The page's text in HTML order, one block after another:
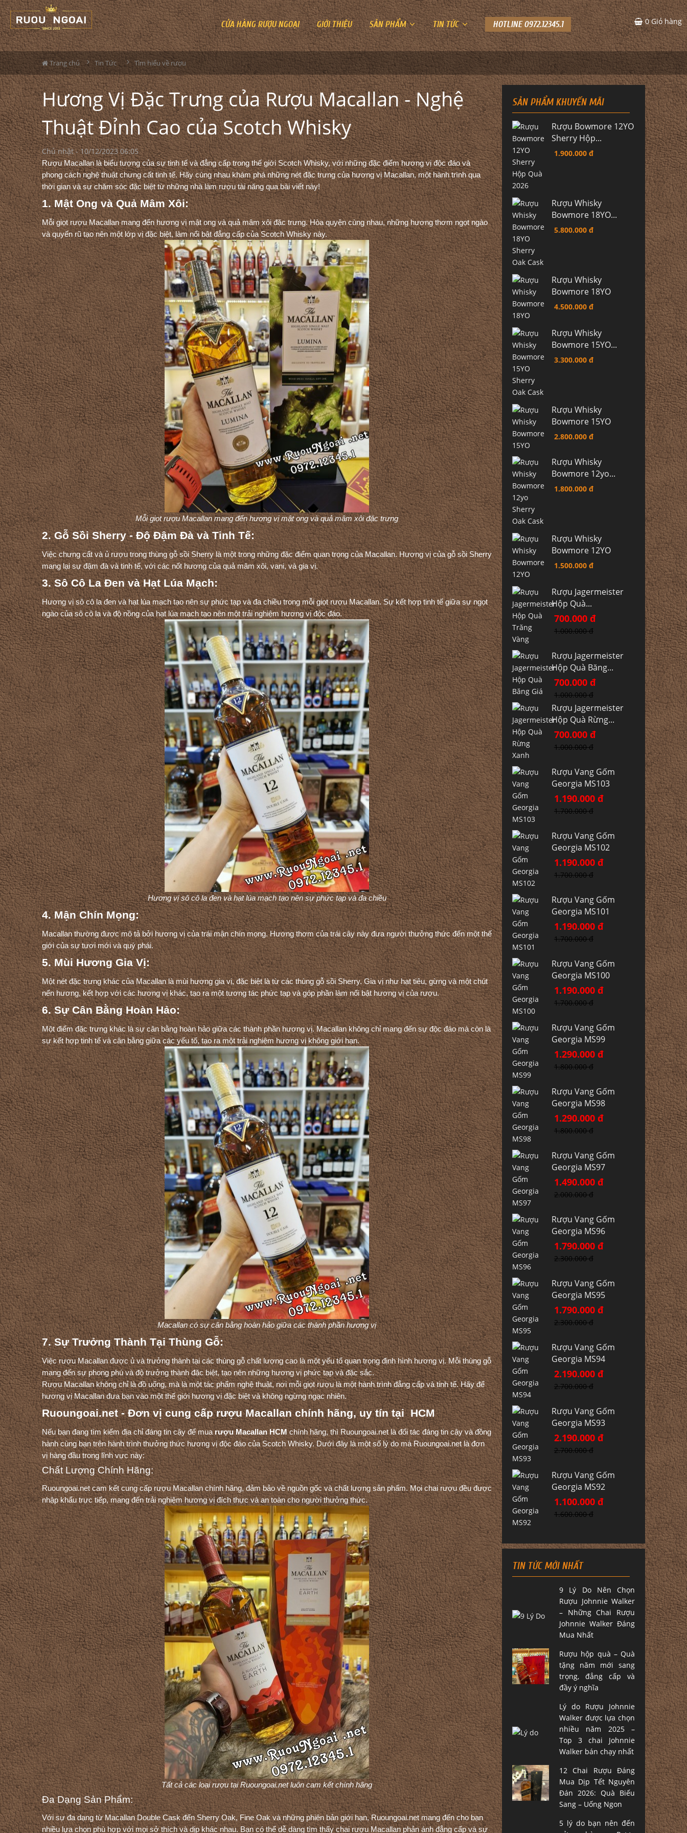
CỬA HÀNG RƯỢU NGOẠI GIỚI THIỆU SẢN PHẨM TIN TỨC HOTLINE 0972.12345.1 0 Giỏ hàng
Trang chủ Tin Tức Tìm hiểu về rượu
Hương Vị Đặc Trưng của Rượu Macallan - Nghệ
Thuật Đỉnh Cao của Scotch Whisky
Chủ nhật - 10/12/2023 06:05
Rượu Macallan là biểu tượng của sự tinh tế và đẳng cấp trong thế giới Scotch Whisky, với những đặc điểm hương vị độc đáo và
phong cách nghệ thuật chưng cất tinh tế. Hãy cùng nhau khám phá những nét đặc trưng của hương vị Macallan, một hành trình qua
thời gian và sự chăm sóc đặc biệt từ những nhà làm rượu tài năng qua bài viết này!
1. Mật Ong và Quả Mâm Xôi:
Mỗi giọt rượu Macallan mang đến hương vị mật ong và quả mâm xôi đặc trưng. Hòa quyện cùng nhau, những hương thơm ngọt ngào
và quyến rũ tạo nên một lớp vị đặc biệt, làm nổi bật đẳng cấp của Scotch Whisky này.
Mỗi giọt rượu Macallan mang đến hương vị mật ong và quả mâm xôi đặc trưng
2. Gỗ Sồi Sherry - Độ Đậm Đà và Tinh Tế:
Việc chưng cất và ủ rượu trong thùng gỗ sồi Sherry là một trong những đặc điểm quan trọng của Macallan. Hương vị của gỗ sồi Sherry
mang lại sự đậm đà và tinh tế, với các nốt hương của quả mâm xôi, vani, và gia vị.
3. Sô Cô La Đen và Hạt Lúa Mạch:
Hương vị sô cô la đen và hạt lúa mạch tạo nên sự phức tạp và đa chiều trong mỗi giọt rượu Macallan. Sự kết hợp tinh tế giữa sự ngọt
ngào của sô cô la và độ nồng của hạt lúa mạch tạo nên một trải nghiệm hương vị độc đáo.
Hương vị sô cô la đen và hạt lúa mạch tạo nên sự phức tạp và đa chiều
4. Mận Chín Mọng:
Macallan thường được mô tả bởi hương vị của trái mận chín mọng. Hương thơm của trái cây này đưa người thưởng thức đến một thế
giới của sự tươi mới và quý phái.
5. Mùi Hương Gia Vị:
Một nét đặc trưng khác của Macallan là mùi hương gia vị, đặc biệt là từ các thùng gỗ sồi Sherry. Gia vị như hạt tiêu, gừng và một chút
nến hương, kết hợp với các hương vị khác, tạo ra một tương tác phức tạp và góp phần làm nổi bật hương vị của rượu.
6. Sự Cân Bằng Hoàn Hảo:
Một điểm đặc trưng khác là sự cân bằng hoàn hảo giữa các thành phần hương vị. Macallan không chỉ mang đến sự độc đáo mà còn là
sự kết hợp tinh tế và cân bằng giữa các yếu tố, tạo ra một trải nghiệm hương vị không giới hạn.
Macallan có sự cân bằng hoàn hảo giữa các thành phần hương vị
7. Sự Trưởng Thành Tại Thùng Gỗ:
Việc rượu Macallan được ủ và trưởng thành tại các thùng gỗ chất lượng cao là một yếu tố quan trọng định hình hương vị. Mỗi thùng gỗ
mang đến sự phong phú và độ trưởng thành đặc biệt, tạo nên những hương vị phức tạp và đặc sắc.
Rượu Macallan không chỉ là đồ uống, mà là một tác phẩm nghệ thuật, nơi mỗi giọt rượu là một hành trình đẳng cấp và tinh tế. Hãy để
hương vị Macallan đưa bạn vào một thế giới hương vị đặc biệt và không ngừng ngạc nhiên.
Ruoungoai.net - Đơn vị cung cấp rượu Macallan chính hãng, uy tín tại HCM
Nếu bạn đang tìm kiếm địa chỉ đáng tin cậy để muarượu Macallan HCMchính hãng, thì Ruoungoai.net là đối tác đáng tin cậy và đồng
hành cùng bạn trên hành trình thưởng thức hương vị độc đáo của Scotch Whisky. Dưới đây là một số lý do mà Ruoungoai.net là đơn
vị hàng đầu trong lĩnh vực này:
Chất Lượng Chính Hãng:
Ruoungoai.net cam kết cung cấp rượu Macallan chính hãng, đảm bảo về nguồn gốc và chất lượng sản phẩm. Mọi chai rượu đều được
nhập khẩu trực tiếp, mang đến trải nghiệm hương vị đích thực và an toàn cho người thưởng thức.
Tất cả các loại rượu tại Ruoungoai.net luôn cam kết chính hãng
Đa Dạng Sản Phẩm:
Với sự đa dạng từ Macallan Double Cask đến Sherry Oak, Fine Oak và những phiên bản giới hạn, Ruoungoai.net mang đến cho bạn
nhiều lựa chọn phù hợp với mọi sở thích và dịp khác nhau. Bạn có thể dễ dàng tìm thấy chai rượu Macallan phản ánh đẳng cấp và sự
SẢN PHẨM KHUYẾN MÃI
Rượu Bowmore 12YO
Sherry Hộp...
1.900.000 đ
Rượu Whisky
Bowmore 18YO...
5.800.000 đ
Rượu Whisky
Bowmore 18YO
4.500.000 đ
Rượu Whisky
Bowmore 15YO...
3.300.000 đ
Rượu Whisky
Bowmore 15YO
2.800.000 đ
Rượu Whisky
Bowmore 12yo...
1.800.000 đ
Rượu Whisky
Bowmore 12YO
1.500.000 đ
Rượu Jagermeister
Hộp Quà...
700.000 đ
1.000.000 đ
Rượu Jagermeister
Hộp Quà Băng...
700.000 đ
1.000.000 đ
Rượu Jagermeister
Hộp Quà Rừng...
700.000 đ
1.000.000 đ
Rượu Vang Gốm
Georgia MS103
1.190.000 đ
1.700.000 đ
Rượu Vang Gốm
Georgia MS102
1.190.000 đ
1.700.000 đ
Rượu Vang Gốm
Georgia MS101
1.190.000 đ
1.700.000 đ
Rượu Vang Gốm
Georgia MS100
1.190.000 đ
1.700.000 đ
Rượu Vang Gốm
Georgia MS99
1.290.000 đ
1.800.000 đ
Rượu Vang Gốm
Georgia MS98
1.290.000 đ
1.800.000 đ
Rượu Vang Gốm
Georgia MS97
1.490.000 đ
2.000.000 đ
Rượu Vang Gốm
Georgia MS96
1.790.000 đ
2.300.000 đ
Rượu Vang Gốm
Georgia MS95
1.790.000 đ
2.300.000 đ
Rượu Vang Gốm
Georgia MS94
2.190.000 đ
2.700.000 đ
Rượu Vang Gốm
Georgia MS93
2.190.000 đ
2.700.000 đ
Rượu Vang Gốm
Georgia MS92
1.100.000 đ
1.600.000 đ
TIN TỨC MỚI NHẤT
9 Lý Do Nên Chọn
Rượu Johnnie Walker
– Những Chai Rượu
Johnnie Walker Đáng
Mua Nhất
Rượu hộp quà – Quà
tặng năm mới sang
trọng, đẳng cấp và
đầy ý nghĩa
Lý do Rượu Johnnie
Walker được lựa chọn
nhiều năm 2025 –
Top 3 chai Johnnie
Walker bán chạy nhất
12 Chai Rượu Đáng
Mua Dịp Tết Nguyên
Đán 2026: Quà Biếu
Sang – Uống Ngon
5 lý do bạn nên đến